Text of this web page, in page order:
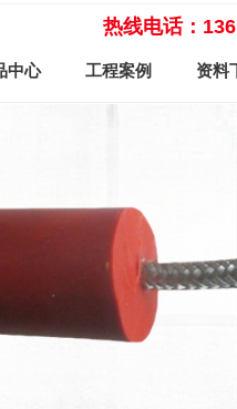
中心 工程案例 资料
热线电话：